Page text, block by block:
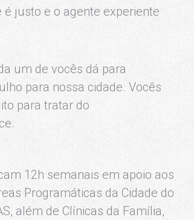
justo e o agente experiente
um de vocês dá para
para nossa cidade. Vocês
para tratar do
12h semanais em apoio aos
Programáticas da Cidade do
além de Clínicas da Família,